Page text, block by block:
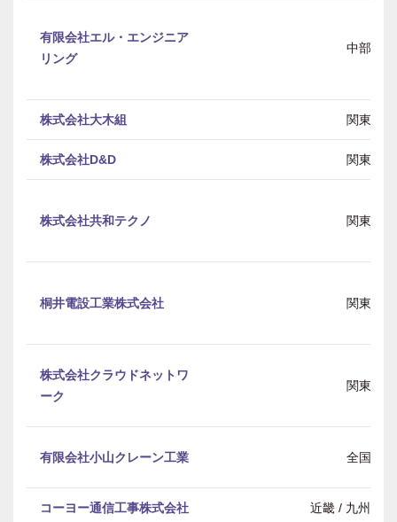
有限会社エル・エンジニア
リング
中部
株式会社大木組 関東
株式会社D&D 関東
株式会社共和テクノ 関東
桐井電設工業株式会社 関東
株式会社クラウドネットワ
ーク
関東
有限会社小山クレーン工業 全国
コーヨー通信工事株式会社 近畿 / 九州・